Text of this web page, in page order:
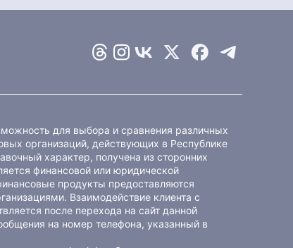
для выбора и сравнения различных
организаций, действующих в Республике
характер, получена из сторонних
финансовой или юридической
продукты предоставляются
Взаимодействие клиента с
после перехода на сайт данной
на номер телефона, указанный в